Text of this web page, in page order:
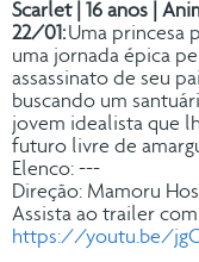
Scarlet | 16 anos |
22/01:Uma princesa
uma jornada épica
assassinato de seu
buscando um
jovem idealista que
futuro livre de
Elenco: ---
Direção: Mamoru
Assista ao trailer
https://youtu.be/